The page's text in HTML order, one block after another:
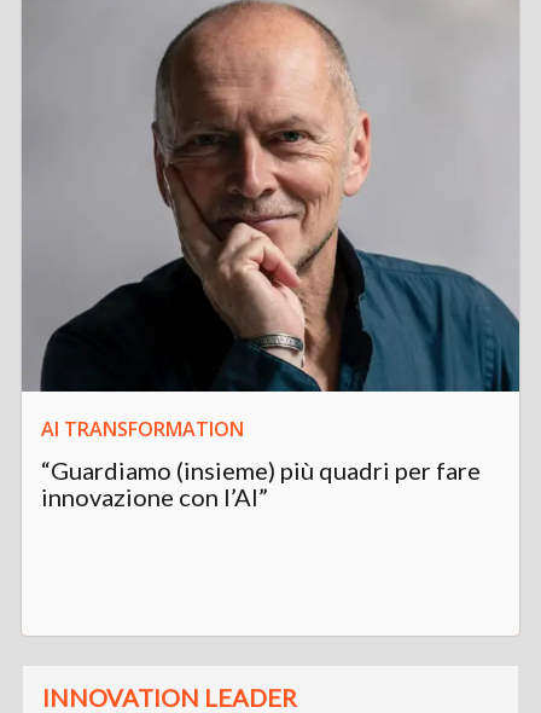
AI TRANSFORMATION
“Guardiamo (insieme) più quadri per fare
innovazione con l’AI”
INNOVATION LEADER